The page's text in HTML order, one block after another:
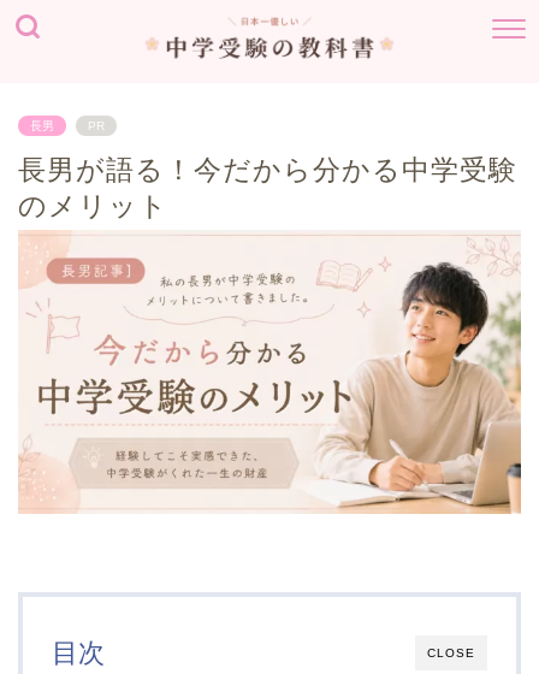
長男 PR
長男が語る！今だから分かる中学受験
のメリット
CLOSE
目次